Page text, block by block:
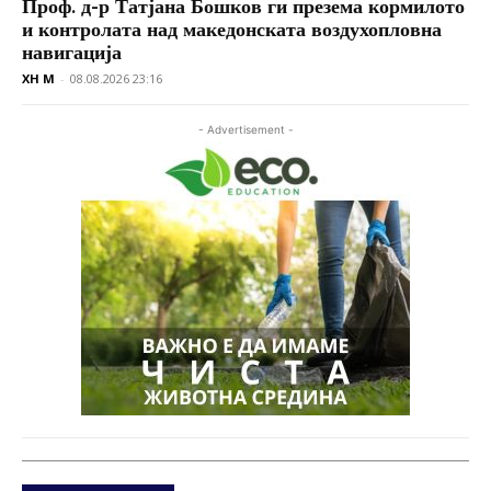
Проф. д-р Татјана Бошков ги презема кормилото
и контролата над македонската воздухопловна
навигација
XH M - 08.08.2026 23:16
- Advertisement -